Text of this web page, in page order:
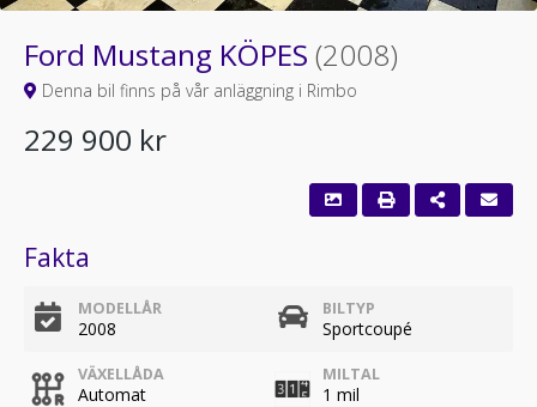
Ford Mustang KÖPES (2008)
Denna bil finns på vår anläggning i Rimbo
229 900 kr
Fakta
MODELLÅR
2008
BILTYP
Sportcoupé
VÄXELLÅDA
Automat
MILTAL
1 mil